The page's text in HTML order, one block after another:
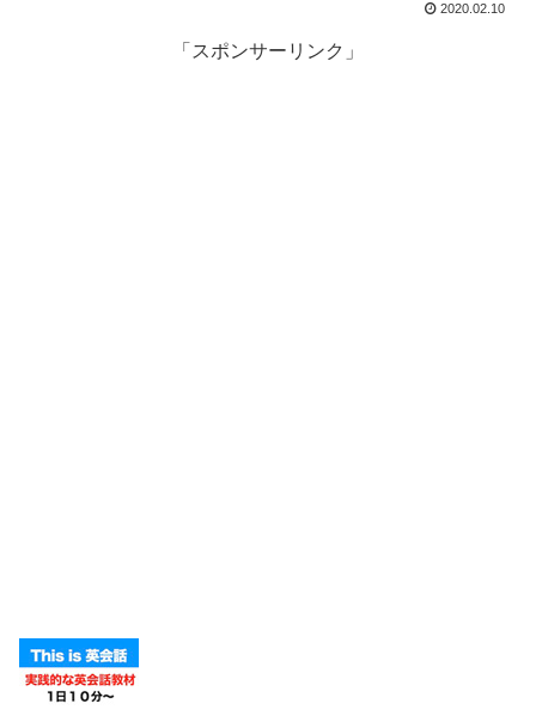
2020.02.10
「スポンサーリンク」